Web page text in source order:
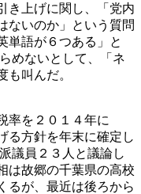
き上げに関し、「党内
ないのか」という質問
単語が６つある」と
めないとして、「ネ
も叫んだ。
率を２０１４年に
る方針を年末に確定し
議員２３人と議論し
は故郷の千葉県の高校
るが、最近は後ろから